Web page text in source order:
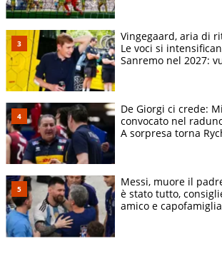
Vingegaard, aria di
Le voci si
Sanremo nel 2027:
De Giorgi ci crede:
convocato nel
A sorpresa torna
Messi, muore il
è stato tutto,
amico e capofamiglia